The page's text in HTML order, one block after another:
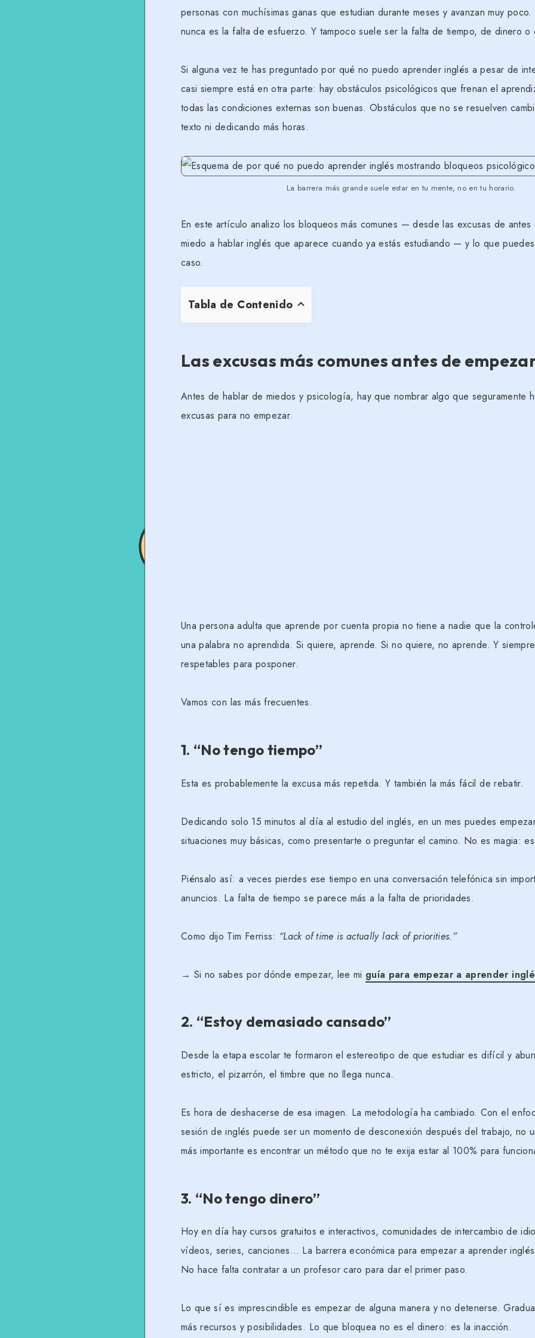
personas con muchísimas ganas que estudian durante meses y avanzan muy
nunca es la falta de esfuerzo. Y tampoco suele ser la falta de tiempo, de dinero o
Si alguna vez te has preguntado por qué no puedo aprender inglés a pesar de
casi siempre está en otra parte: hay obstáculos psicológicos que frenan el
todas las condiciones externas son buenas. Obstáculos que no se resuelven
texto ni dedicando más horas.
La barrera más grande suele estar en tu mente, no en tu horario.
En este artículo analizo los bloqueos más comunes — desde las excusas de antes
miedo a hablar inglés que aparece cuando ya estás estudiando — y lo que
caso.
Tabla de Contenido
Las excusas más comunes antes de
Antes de hablar de miedos y psicología, hay que nombrar algo que seguramente
excusas para no empezar.
Una persona adulta que aprende por cuenta propia no tiene a nadie que la
una palabra no aprendida. Si quiere, aprende. Si no quiere, no aprende. Y
respetables para posponer.
Vamos con las más frecuentes.
1. “No tengo tiempo”
Esta es probablemente la excusa más repetida. Y también la más fácil de rebatir.
Dedicando solo 15 minutos al día al estudio del inglés, en un mes puedes
situaciones muy básicas, como presentarte o preguntar el camino. No es magia:
Piénsalo así: a veces pierdes ese tiempo en una conversación telefónica sin
anuncios. La falta de tiempo se parece más a la falta de prioridades.
Como dijo Tim Ferriss: “Lack of time is actually lack of priorities.”
→ Si no sabes por dónde empezar, lee mi guía para empezar a aprender
2. “Estoy demasiado cansado”
Desde la etapa escolar te formaron el estereotipo de que estudiar es difícil y
estricto, el pizarrón, el timbre que no llega nunca.
Es hora de deshacerse de esa imagen. La metodología ha cambiado. Con el
sesión de inglés puede ser un momento de desconexión después del trabajo, no
más importante es encontrar un método que no te exija estar al 100% para
3. “No tengo dinero”
Hoy en día hay cursos gratuitos e interactivos, comunidades de intercambio de
vídeos, series, canciones… La barrera económica para empezar a aprender
No hace falta contratar a un profesor caro para dar el primer paso.
Lo que sí es imprescindible es empezar de alguna manera y no detenerse.
más recursos y posibilidades. Lo que bloquea no es el dinero: es la inacción.